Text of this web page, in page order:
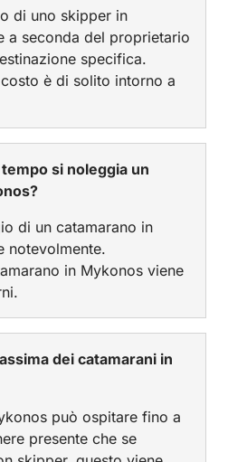
di uno skipper in
a seconda del proprietario
specifica.
è di solito intorno a
si noleggia un
di un catamarano in
notevolmente.
in Mykonos viene
dei catamarani in
può ospitare fino a
presente che se